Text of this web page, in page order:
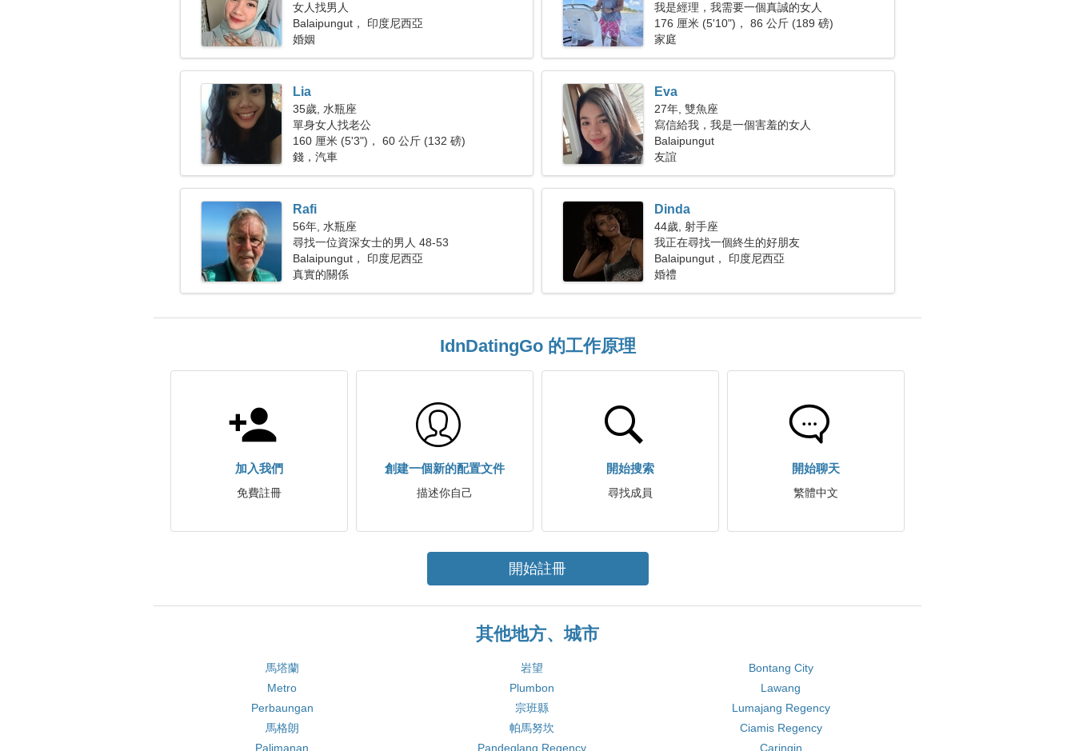
女人找男人
Balaipungut， 印度尼西亞
婚姻
我是經理，我需要一個真誠的女人
176 厘米 (5'10")， 86 公斤 (189 磅)
家庭
Lia
35歲, 水瓶座
單身女人找老公
160 厘米 (5'3")， 60 公斤 (132 磅)
錢，汽車
Eva
27年, 雙魚座
寫信給我，我是一個害羞的女人
Balaipungut
友誼
Rafi
56年, 水瓶座
尋找一位資深女士的男人 48-53
Balaipungut， 印度尼西亞
真實的關係
Dinda
44歲, 射手座
我正在尋找一個終生的好朋友
Balaipungut， 印度尼西亞
婚禮
IdnDatingGo 的工作原理
加入我們
免費註冊
創建一個新的配置文件
描述你自己
開始搜索
尋找成員
開始聊天
繁體中文
開始註冊
其他地方、城市
馬塔蘭 岩望
Bontang City
Metro
Plumbon
Lawang
Perbaungan
宗班縣
Lumajang Regency
馬格朗
帕馬努坎
Ciamis Regency
Palimanan
Pandeglang Regency Caringin